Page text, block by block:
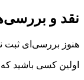
نقد و
هنوز بررسی‌ای
اولین کسی باشید